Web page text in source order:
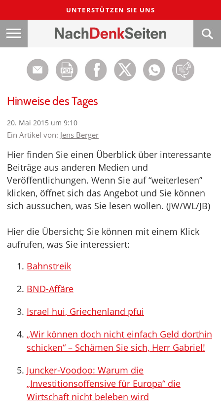
UNTERSTÜTZEN SIE UNS
Hinweise des Tages
20. Mai 2015 um 9:10
Ein Artikel von: Jens Berger
Hier finden Sie einen Überblick über interessante
Beiträge aus anderen Medien und
Veröffentlichungen. Wenn Sie auf “weiterlesen”
klicken, öffnet sich das Angebot und Sie können
sich aussuchen, was Sie lesen wollen. (JW/WL/JB)
Hier die Übersicht; Sie können mit einem Klick
aufrufen, was Sie interessiert:
Bahnstreik
BND-Affäre
Israel hui, Griechenland pfui
„Wir können doch nicht einfach Geld dorthin
schicken“ – Schämen Sie sich, Herr Gabriel!
Juncker-Voodoo: Warum die
„Investitionsoffensive für Europa“ die
Wirtschaft nicht beleben wird